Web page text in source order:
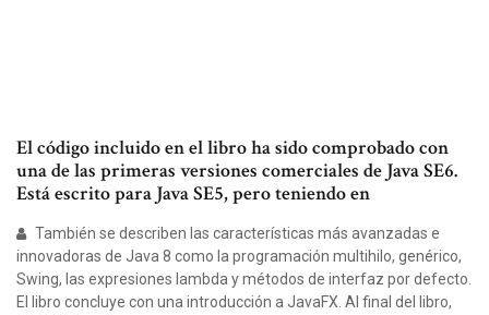
El código incluido en el libro ha sido comprobado con
una de las primeras versiones comerciales de Java SE6.
Está escrito para Java SE5, pero teniendo en
También se describen las características más avanzadas e
innovadoras de Java 8 como la programación multihilo, genérico,
Swing, las expresiones lambda y métodos de interfaz por defecto.
El libro concluye con una introducción a JavaFX. Al final del libro,